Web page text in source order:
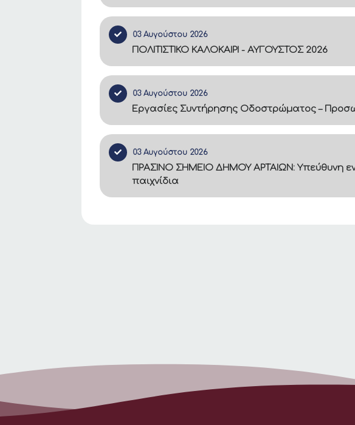
03 Αυγούστου 2026
ΠΟΛΙΤΙΣΤΙΚΟ ΚΑΛΟΚΑΙΡΙ - ΑΥΓΟΥΣΤΟΣ 2026
03 Αυγούστου 2026
Εργασίες Συντήρησης Οδοστρώματος –
03 Αυγούστου 2026
ΠΡΑΣΙΝΟ ΣΗΜΕΙΟ ΔΗΜΟΥ ΑΡΤΑΙΩΝ: Υπεύθυνη
παιχνίδια